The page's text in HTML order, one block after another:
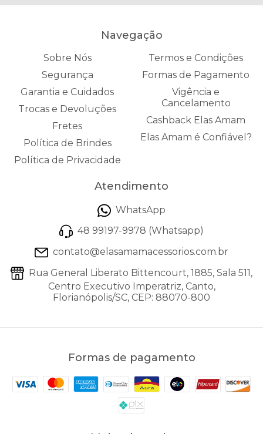
Navegação
Sobre Nós
Segurança
Garantia e Cuidados
Trocas e Devoluções
Fretes
Política de Brindes
Política de Privacidade
Termos e Condições
Formas de Pagamento
Vigência e
Cancelamento
Cashback Elas Amam
Elas Amam é Confiável?
Atendimento
WhatsApp
48 99197-9978 (Whatsapp)
contato@elasamamacessorios.com.br
Rua General Liberato Bittencourt, 1885, Sala 511,
Centro Executivo Imperatriz, Canto,
Florianópolis/SC, CEP: 88070-800
Formas de pagamento